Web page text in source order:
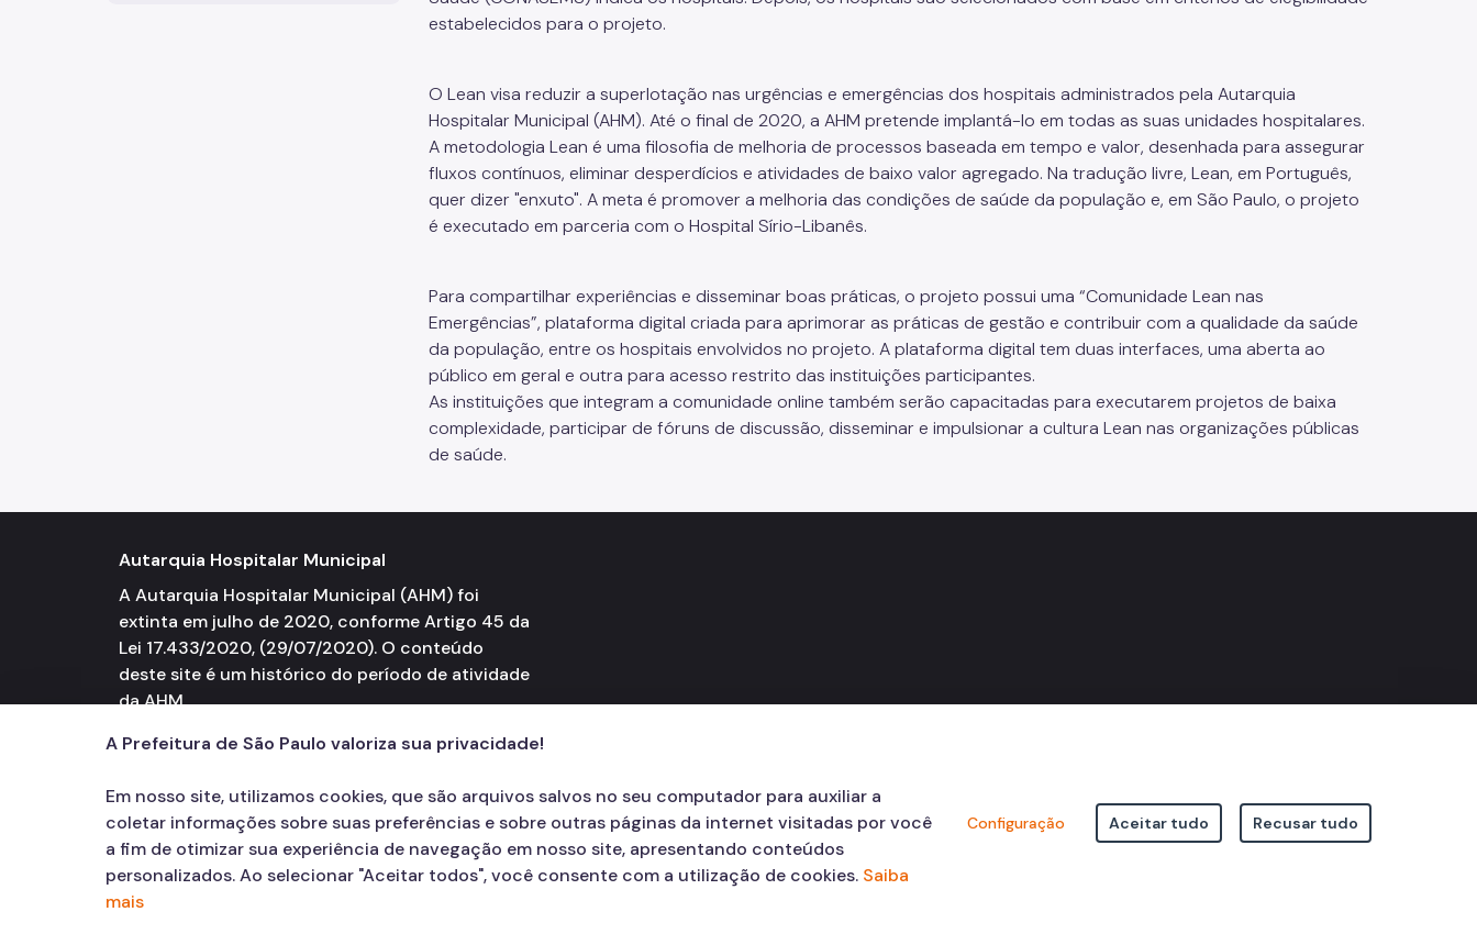
estabelecidos para o projeto.
O Lean visa reduzir a superlotação nas urgências e emergências dos hospitais administrados pela Autarquia
Hospitalar Municipal (AHM). Até o final de 2020, a AHM pretende implantá-lo em todas as suas unidades hospitalares.
A metodologia Lean é uma filosofia de melhoria de processos baseada em tempo e valor, desenhada para assegurar
fluxos contínuos, eliminar desperdícios e atividades de baixo valor agregado. Na tradução livre, Lean, em Português,
quer dizer "enxuto". A meta é promover a melhoria das condições de saúde da população e, em São Paulo, o projeto
é executado em parceria com o Hospital Sírio-Libanês.
Para compartilhar experiências e disseminar boas práticas, o projeto possui uma “Comunidade Lean nas
Emergências”, plataforma digital criada para aprimorar as práticas de gestão e contribuir com a qualidade da saúde
da população, entre os hospitais envolvidos no projeto. A plataforma digital tem duas interfaces, uma aberta ao
público em geral e outra para acesso restrito das instituições participantes.
As instituições que integram a comunidade online também serão capacitadas para executarem projetos de baixa
complexidade, participar de fóruns de discussão, disseminar e impulsionar a cultura Lean nas organizações públicas
de saúde.
Autarquia Hospitalar Municipal
A Autarquia Hospitalar Municipal (AHM) foi
extinta em julho de 2020, conforme Artigo 45 da
Lei 17.433/2020, (29/07/2020). O conteúdo
deste site é um histórico do período de atividade
da AHM.
A Prefeitura de São Paulo valoriza sua privacidade!
Em nosso site, utilizamos cookies, que são arquivos salvos no seu computador para auxiliar a
coletar informações sobre suas preferências e sobre outras páginas da internet visitadas por você
a fim de otimizar sua experiência de navegação em nosso site, apresentando conteúdos
personalizados. Ao selecionar "Aceitar todos", você consente com a utilização de cookies. Saiba
mais
Configuração Aceitar tudo Recusar tudo